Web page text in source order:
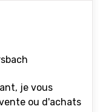
je vous
ou d'achats